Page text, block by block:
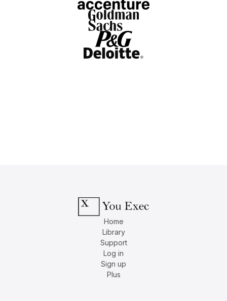
Home
Library
Support
Log in
Sign up
Plus